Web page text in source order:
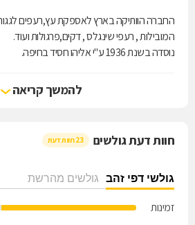
החברה הוותיקה בארץ לאספקת עץ,רעפים
המובילות , רעפי שינגלס , דקים,פרגולות ועוד.
נוסדה בשנת 1936 ע"י אליהו חסיד בחיפה.
שירות מקצועי אישי ואדיב מחירים נוחים ומוצרים
להמשך קריאה
חוות דעת גולשים 23 חוות דעת
גולשי דפי זהב גולשים מהרשת
זמינות